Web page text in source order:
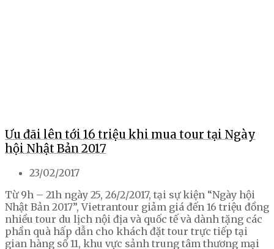
Ưu đãi lên tới 16 triệu khi mua tour tại Ngày
hội Nhật Bản 2017
23/02/2017
Từ 9h – 21h ngày 25, 26/2/2017, tại sự kiện “Ngày hội
Nhật Bản 2017”, Vietrantour giảm giá đến 16 triệu đồng
nhiều tour du lịch nội địa và quốc tế và dành tặng các
phần quà hấp dẫn cho khách đặt tour trực tiếp tại
gian hàng số 11, khu vực sảnh trung tâm thương mại